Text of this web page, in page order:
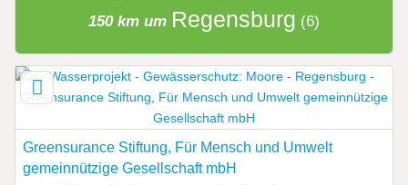
150 km um Regensburg (6)
Greensurance Stiftung, Für Mensch und Umwelt
gemeinnützige Gesellschaft mbH